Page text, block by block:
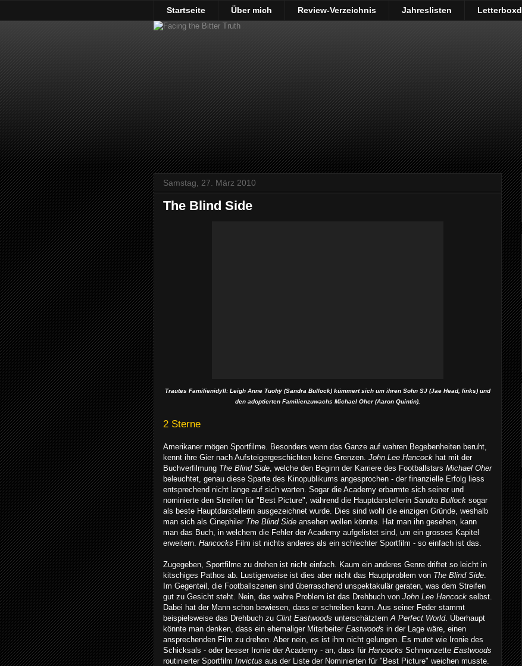
Startseite Über mich Review-Verzeichnis Jahreslisten Letterboxd
Samstag, 27. März 2010
The Blind Side
Trautes Familienidyll: Leigh Anne Tuohy (Sandra Bullock) kümmert sich um ihren Sohn SJ (Jae Head, links) und
den adoptierten Familienzuwachs Michael Oher (Aaron Quintin).
2 Sterne
Amerikaner mögen Sportfilme. Besonders wenn das Ganze auf wahren Begebenheiten beruht,
kennt ihre Gier nach Aufsteigergeschichten keine Grenzen. John Lee Hancock hat mit der
Buchverfilmung The Blind Side , welche den Beginn der Karriere des Footballstars Michael Oher
beleuchtet, genau diese Sparte des Kinopublikums angesprochen - der finanzielle Erfolg liess
entsprechend nicht lange auf sich warten. Sogar die Academy erbarmte sich seiner und
nominierte den Streifen für "Best Picture", während die Hauptdarstellerin Sandra Bullock sogar
als beste Hauptdarstellerin ausgezeichnet wurde. Dies sind wohl die einzigen Gründe, weshalb
man sich als Cinephiler The Blind Side ansehen wollen könnte.
Hat man ihn gesehen, kann
man das Buch, in welchem die Fehler der Academy aufgelistet sind, um ein grosses Kapitel
erweitern. Hancocks Film ist nichts anderes als ein schlechter Sportfilm - so einfach ist das.
Zugegeben, Sportfilme zu drehen ist nicht einfach. Kaum ein anderes Genre driftet so leicht in
kitschiges Pathos ab. Lustigerweise ist dies aber nicht das Hauptproblem von The Blind Side
Im Gegenteil, die Footballszenen sind überraschend unspektakulär geraten, was dem Streifen
gut zu Gesicht steht. Nein, das wahre Problem ist das Drehbuch von John Lee Hancock selbst.
Dabei hat der Mann schon bewiesen, dass er schreiben kann. Aus seiner Feder stammt
beispielsweise das Drehbuch zu Clint Eastwoods unterschätztem A Perfect World. Überhaupt
könnte man denken, dass ein ehemaliger Mitarbeiter Eastwoods in der Lage wäre, einen
ansprechenden Film zu drehen. Aber nein, es ist ihm nicht gelungen. Es mutet wie Ironie des
Schicksals - oder besser Ironie der Academy - an, dass für Hancocks Schmonzette Eastwoods
routinierter Sportfilm Invictus aus der Liste der Nominierten für "Best Picture" weichen musste.